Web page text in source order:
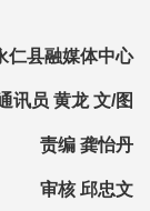
仁县融媒体中心
讯员 黄龙 文/图
责编 龚怡丹
审核 邱忠文